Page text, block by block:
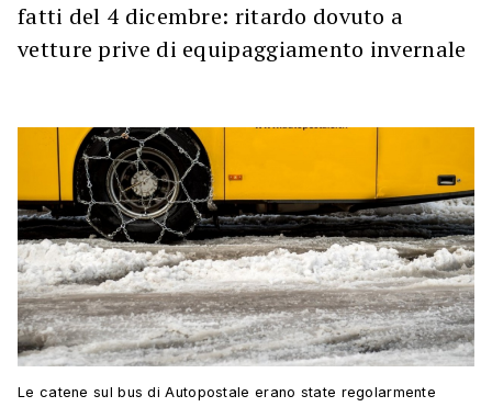
fatti del 4 dicembre: ritardo dovuto a
vetture prive di equipaggiamento invernale
Le catene sul bus di Autopostale erano state regolarmente